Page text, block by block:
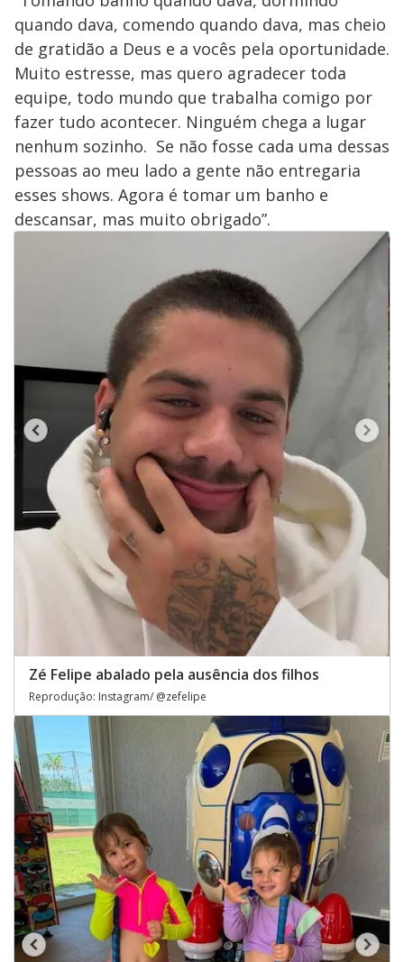
quando dava, comendo quando dava, mas cheio
de gratidão a Deus e a vocês pela oportunidade.
Muito estresse, mas quero agradecer toda
equipe, todo mundo que trabalha comigo por
fazer tudo acontecer. Ninguém chega a lugar
nenhum sozinho. Se não fosse cada uma dessas
pessoas ao meu lado a gente não entregaria
esses shows. Agora é tomar um banho e
descansar, mas muito obrigado”.
Zé Felipe abalado pela ausência dos filhos
Reprodução: Instagram/ @zefelipe